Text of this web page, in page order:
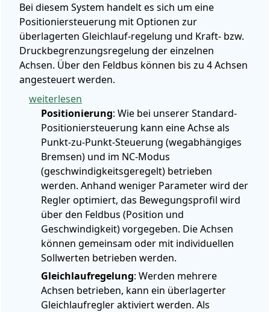
Bei diesem System handelt es sich um eine
Positioniersteuerung mit Optionen zur
überlagerten Gleichlauf­­-regelung und Kraft- bzw.
Druckbegrenzungsregelung der einzelnen
Achsen. Über den Feldbus können bis zu 4 Achsen
angesteuert werden.
weiterlesen
Positionierung: Wie bei unserer Standard-
Positioniersteuerung kann eine Achse als
Punkt-zu-Punkt-Steuerung (wegabhängiges
Bremsen) und im NC-Modus
(geschwindigkeitsgeregelt) betrieben
werden. Anhand weniger Parameter wird der
Regler optimiert, das Bewegungsprofil wird
über den Feldbus (Position und
Geschwindigkeit) vorgegeben. Die Achsen
können gemeinsam oder mit individuellen
Sollwerten betrieben werden.
Gleichlaufregelung: Werden mehrere
Achsen betrieben, kann ein überlagerter
Gleichlaufregler aktiviert werden. Als